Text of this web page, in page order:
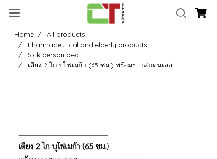
Home
All products
Pharmaceutical and elderly products
Sick person bed
เตียง 2 ไก บุโฟเมก้า (65 ซม.) พร้อมราวสแตนเลส